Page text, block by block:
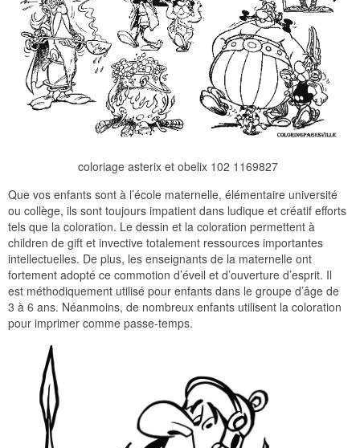
coloriage asterix et obelix 102 1169827
Que vos enfants sont à l’école maternelle, élémentaire université
ou collège, ils sont toujours impatient dans ludique et créatif efforts
tels que la coloration. Le dessin et la coloration permettent à
children de gift et invective totalement ressources importantes
intellectuelles. De plus, les enseignants de la maternelle ont
fortement adopté ce commotion d’éveil et d’ouverture d’esprit. Il
est méthodiquement utilisé pour enfants dans le groupe d’âge de
3 à 6 ans. Néanmoins, de nombreux enfants utilisent la coloration
pour imprimer comme passe-temps.